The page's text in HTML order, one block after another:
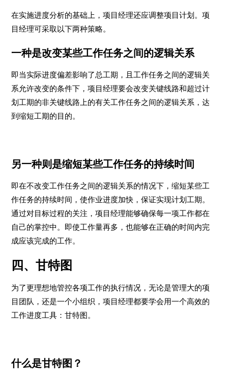
在实施进度分析的基础上，项目经理还应调整项目计划。项
目经理可采取以下两种策略。
一种是改变某些工作任务之间的逻辑关系
即当实际进度偏差影响了总工期，且工作任务之间的逻辑关
系允许改变的条件下，项目经理要会改变关键线路和超过计
划工期的非关键线路上的有关工作任务之间的逻辑关系，达
到缩短工期的目的。
另一种则是缩短某些工作任务的持续时间
即在不改变工作任务之间的逻辑关系的情况下，缩短某些工
作任务的持续时间，使作业进度加快，保证实现计划工期。
通过对目标过程的关注，项目经理能够确保每一项工作都在
自己的掌控中。即使工作量再多，也能够在正确的时间内完
成应该完成的工作。
四、甘特图
为了更理想地管控各项工作的执行情况，无论是管理大的项
目团队，还是一个小组织，项目经理都要学会用一个高效的
工作进度工具：甘特图。
什么是甘特图？